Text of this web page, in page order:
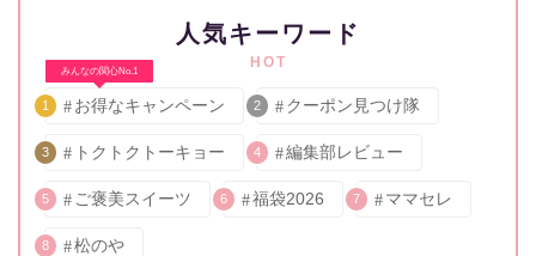
人気キーワード
HOT
みんなの関心No.1
1 お得なキャンペーン 2 クーポン見つけ隊
3 トクトクトーキョー 4 編集部レビュー
5 ご褒美スイーツ 6 福袋2026 7 ママセレ
8 松のや